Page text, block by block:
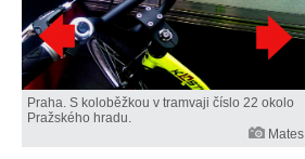
Praha. S koloběžkou v tramvaji číslo 22 okolo
Pražského hradu.
Mates